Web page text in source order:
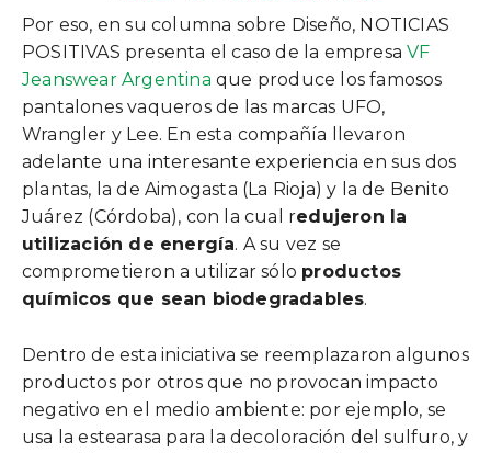
Por eso, en su columna sobre Diseño, NOTICIAS
POSITIVAS presenta el caso de la empresaVF
Jeanswear Argentina que produce los famosos
pantalones vaqueros de las marcas UFO,
Wrangler y Lee. En esta compañía llevaron
adelante una interesante experiencia en sus dos
plantas, la de Aimogasta (La Rioja) y la de Benito
Juárez (Córdoba), con la cual redujeron la
utilización de energía. A su vez se
comprometieron a utilizar sólo productos
químicos que sean biodegradables.
Dentro de esta iniciativa se reemplazaron algunos
productos por otros que no provocan impacto
negativo en el medio ambiente: por ejemplo, se
usa la estearasa para la decoloración del sulfuro, y